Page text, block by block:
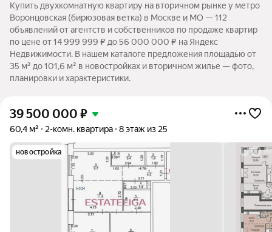
Купить двухкомнатную квартиру на вторичном рынке у метро
Воронцовская (бирюзовая ветка) в Москве и МО — 112
объявлений от агентств и собственников по продаже квартир
по цене от 14 999 999 ₽ до 56 000 000 ₽ на Яндекс
Недвижимости. В нашем каталоге предложения площадью от
35 м² до 101,6 м² в новостройках и вторичном жилье — фото,
планировки и характеристики.
39 500 000 ₽
60,4 м² 2-комн. квартира 8 этаж из 25
новостройка